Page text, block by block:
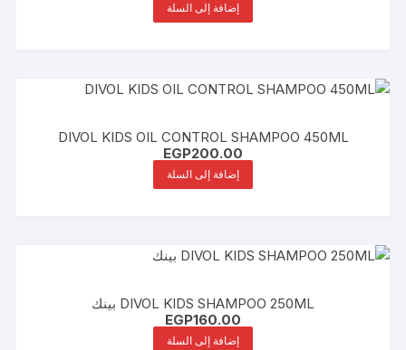
إضافة إلى السلة
DIVOL KIDS OIL CONTROL SHAMPOO 450ML
EGP200.00
إضافة إلى السلة
DIVOL KIDS SHAMPOO 250ML بينك
EGP160.00
إضافة إلى السلة